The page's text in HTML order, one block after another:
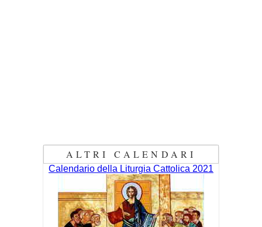
ALTRI CALENDARI
Calendario della Liturgia Cattolica 2021